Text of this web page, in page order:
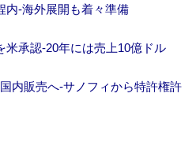
内‐海外展開も着々準備
承認‐20年には売上10億ドル
内販売へ‐サノフィから特許権許